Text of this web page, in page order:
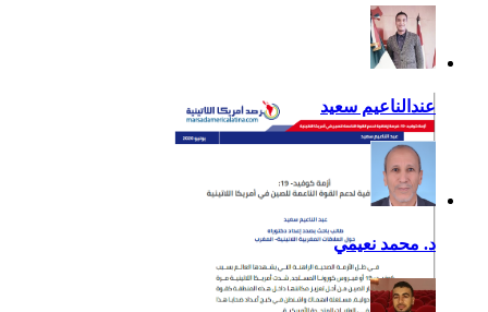
عندالناعيم سعيد
د. محمد نعيمي